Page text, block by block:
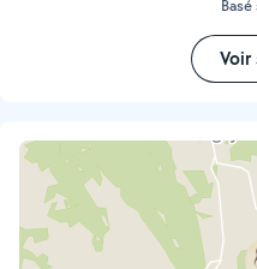
Voir